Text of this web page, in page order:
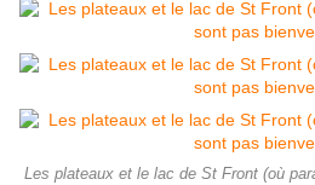
Les plateaux et le lac de St Front (où